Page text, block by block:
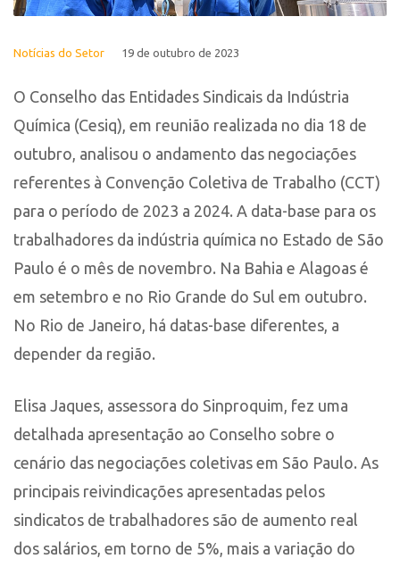
Notícias do Setor 19 de outubro de 2023
O Conselho das Entidades Sindicais da Indústria
Química (Cesiq), em reunião realizada no dia 18 de
outubro, analisou o andamento das negociações
referentes à Convenção Coletiva de Trabalho (CCT)
para o período de 2023 a 2024. A data-base para os
trabalhadores da indústria química no Estado de São
Paulo é o mês de novembro. Na Bahia e Alagoas é
em setembro e no Rio Grande do Sul em outubro.
No Rio de Janeiro, há datas-base diferentes, a
depender da região.
Elisa Jaques, assessora do Sinproquim, fez uma
detalhada apresentação ao Conselho sobre o
cenário das negociações coletivas em São Paulo. As
principais reivindicações apresentadas pelos
sindicatos de trabalhadores são de aumento real
dos salários, em torno de 5%, mais a variação do